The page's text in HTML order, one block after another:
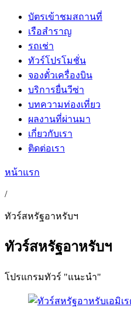
บัตรเข้าชมสถานที่
เรือสำราญ
รถเช่า
ทัวร์โปรโมชั่น
จองตั๋วเครื่องบิน
บริการยื่นวีซ่า
บทความท่องเที่ยว
ผลงานที่ผ่านมา
เกี่ยวกับเรา
ติดต่อเรา
หน้าแรก
/
ทัวร์สหรัฐอาหรับฯ
ทัวร์สหรัฐอาหรับฯ
โปรแกรมทัวร์ "แนะนำ"